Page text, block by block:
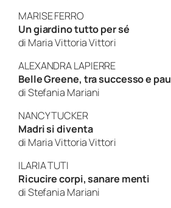
MARISE FERRO
Un giardino tutto per sé
di Maria Vittoria Vittori
ALEXANDRA LAPIERRE
Belle Greene, tra successo e
di Stefania Mariani
NANCY TUCKER
Madri si diventa
di Maria Vittoria Vittori
ILARIA TUTI
Ricucire corpi, sanare menti
di Stefania Mariani